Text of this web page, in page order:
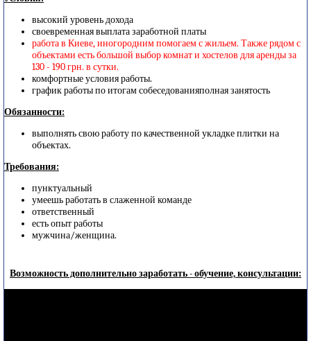
высокий уровень дохода
своевременная выплата заработной платы
работа в Киеве, иногородним помогаем с жильем. Также рядом с
объектами есть большой выбор комнат и хостелов для аренды за
130 - 190 грн. в сутки.
комфортные условия работы.
график работы по итогам собеседованияполная занятость
Обязанности:
выполнять свою работу по качественной укладке плитки на
объектах.
Требования:
пунктуальный
умеешь работать в слаженной команде
ответственный
есть опыт работы
мужчина/женщина.
Возможность дополнительно заработать - обучение, консультации: